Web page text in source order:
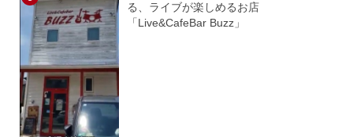
る、ライブが楽しめるお店
「Live&CafeBar Buzz」